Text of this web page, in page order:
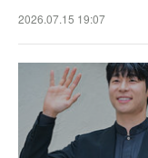
2026.07.15 19:07